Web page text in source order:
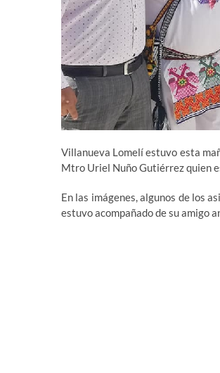
Villanueva Lomelí estuvo esta
Mtro Uriel Nuño Gutiérrez quien
En las imágenes, algunos de los
estuvo acompañado de su amigo